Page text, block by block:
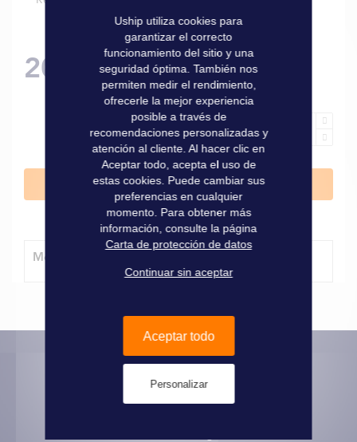
20,50 €
Añadir al carrito
Método de entrega
Informaciones prácticas
Uship utiliza cookies para
garantizar el correcto
funcionamiento del sitio y una
seguridad óptima. También nos
permiten medir el rendimiento,
ofrecerle la mejor experiencia
posible a través de
recomendaciones personalizadas y
atención al cliente. Al hacer clic en
Aceptar todo, acepta el uso de
estas cookies. Puede cambiar sus
preferencias en cualquier
momento. Para obtener más
información, consulte la página
Carta de protección de datos
Continuar sin aceptar
Aceptar todo
Personalizar